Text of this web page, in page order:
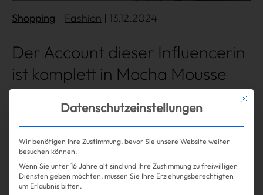
Shopping Fashion | 13.12.2024
Der Account dieser Influencerin
ist komplett in Mocha Mousse
getaucht
Mehr lesen
Mit
Datenschutzeinstellungen
Wir benötigen Ihre Zustimmung, bevor Sie unsere Website weiter
besuchen können.
Wenn Sie unter 16 Jahre alt sind und Ihre Zustimmung zu freiwilligen
Diensten geben möchten, müssen Sie Ihre Erziehungsberechtigten
um Erlaubnis bitten.